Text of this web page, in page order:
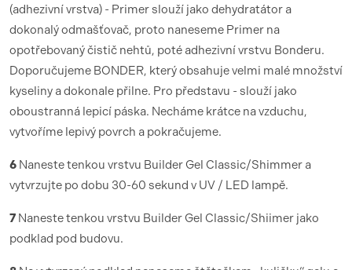
(adhezivní vrstva) - Primer slouží jako dehydratátor a
dokonalý odmašťovač, proto naneseme Primer na
opotřebovaný čistič nehtů, poté adhezivní vrstvu Bonderu.
Doporučujeme BONDER, který obsahuje velmi malé množství
kyseliny a dokonale přilne. Pro představu - slouží jako
oboustranná lepicí páska. Necháme krátce na vzduchu,
vytvoříme lepivý povrch a pokračujeme.
6 Naneste tenkou vrstvu Builder Gel Classic/Shimmer a
vytvrzujte po dobu 30-60 sekund v UV / LED lampě.
7 Naneste tenkou vrstvu Builder Gel Classic/Shiimer jako
podklad pod budovu.